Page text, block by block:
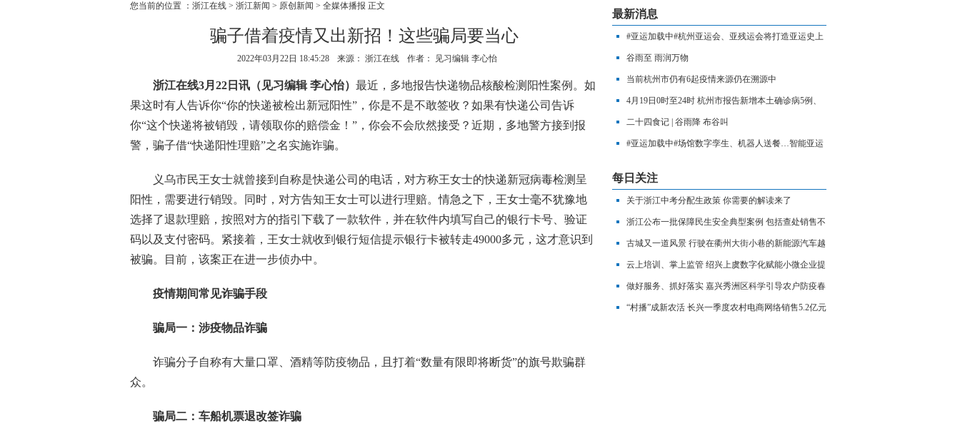
您当前的位置 ： 浙江在线 > 浙江新闻 > 原创新闻 > 全媒体播报 正文
骗子借着疫情又出新招！这些骗局要当心
2022年03月22日 18:45:28 来源： 浙江在线 作者： 见习编辑 李心怡
浙江在线3月22日讯（见习编辑 李心怡） 最近，多地报告快递物品核酸检测阳性案例。如
果这时有人告诉你“你的快递被检出新冠阳性”，你是不是不敢签收？如果有快递公司告诉
你“这个快递将被销毁，请领取你的赔偿金！”，你会不会欣然接受？近期，多地警方接到报
警，骗子借“快递阳性理赔”之名实施诈骗。
义乌市民王女士就曾接到自称是快递公司的电话，对方称王女士的快递新冠病毒检测呈
阳性，需要进行销毁。同时，对方告知王女士可以进行理赔。情急之下，王女士毫不犹豫地
选择了退款理赔，按照对方的指引下载了一款软件，并在软件内填写自己的银行卡号、验证
码以及支付密码。紧接着，王女士就收到银行短信提示银行卡被转走49000多元，这才意识到
被骗。目前，该案正在进一步侦办中。
疫情期间常见诈骗手段
骗局一：涉疫物品诈骗
诈骗分子自称有大量口罩、酒精等防疫物品，且打着“数量有限即将断货”的旗号欺骗群
众。
骗局二：车船机票退改签诈骗
最新消息
#亚运加载中#杭州亚运会、亚残运会将打造亚运史上
首届碳中和赛事
谷雨至 雨润万物
当前杭州市仍有6起疫情来源仍在溯源中
4月19日0时至24时 杭州市报告新增本土确诊病5例、
无症状感染者6例
二十四食记 | 谷雨降 布谷叫
#亚运加载中#场馆数字孪生、机器人送餐…智能亚运
每日关注
关于浙江中考分配生政策 你需要的解读来了
浙江公布一批保障民生安全典型案例 包括查处销售不
合格口罩等
古城又一道风景 行驶在衢州大街小巷的新能源汽车越
来越多
云上培训、掌上监管 绍兴上虞数字化赋能小微企业提
质增效
做好服务、抓好落实 嘉兴秀洲区科学引导农户防疫春
耕两不误
“村播”成新农活 长兴一季度农村电商网络销售5.2亿元